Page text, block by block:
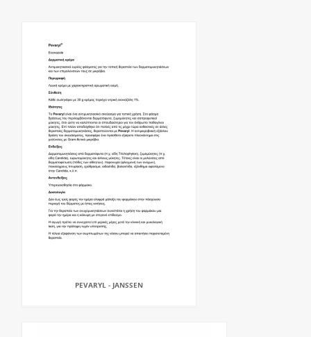
PEVARYL - JANSSEN